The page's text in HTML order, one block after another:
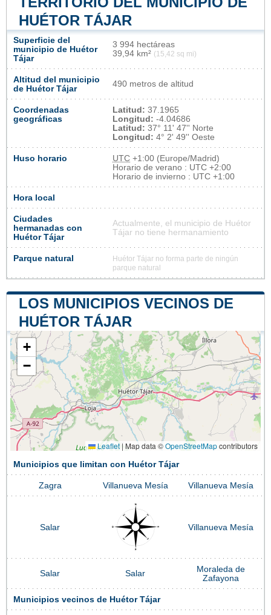
HUÉTOR TÁJAR
Superficie del
municipio de Huétor
Tájar
3 994 hectáreas
39,94 km² (15,42 sq mi)
Altitud del municipio
de Huétor Tájar
490 metros de altitud
Coordenadas
geográficas
Latitud: 37.1965
Longitud: -4.04686
Latitud: 37° 11' 47'' Norte
Longitud: 4° 2' 49'' Oeste
Huso horario UTC +1:00 (Europe/Madrid)
Horario de verano : UTC +2:00
Horario de invierno : UTC +1:00
Hora local
Ciudades
hermanadas con
Huétor Tájar
Actualmente, el municipio de Huétor
Tájar no tiene hermanamiento
Parque natural
Huétor Tájar no forma parte de ningún
parque natural
LOS MUNICIPIOS VECINOS DE
HUÉTOR TÁJAR
+
−
Leaflet | Map data ©OpenStreetMapcontributors
Municipios que limitan con Huétor Tájar
Zagra Villanueva Mesía Villanueva Mesía
Salar Villanueva Mesía
Salar Salar
Moraleda de
Zafayona
Municipios vecinos de Huétor Tájar